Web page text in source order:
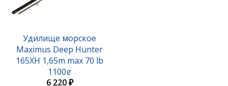
Удилище морское
Maximus Deep Hunter
165XH 1,65m max 70 lb
1100g
6 220 ₽